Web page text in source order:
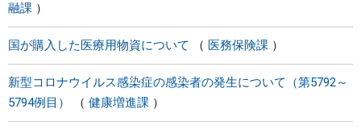
融課
国が購入した医療用物資について 医務保険課
新型コロナウイルス感染症の感染者の発生について（第5792～
5794例目）
健康増進課